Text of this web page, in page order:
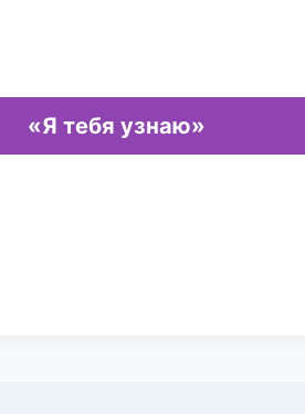
«Я тебя узнаю»